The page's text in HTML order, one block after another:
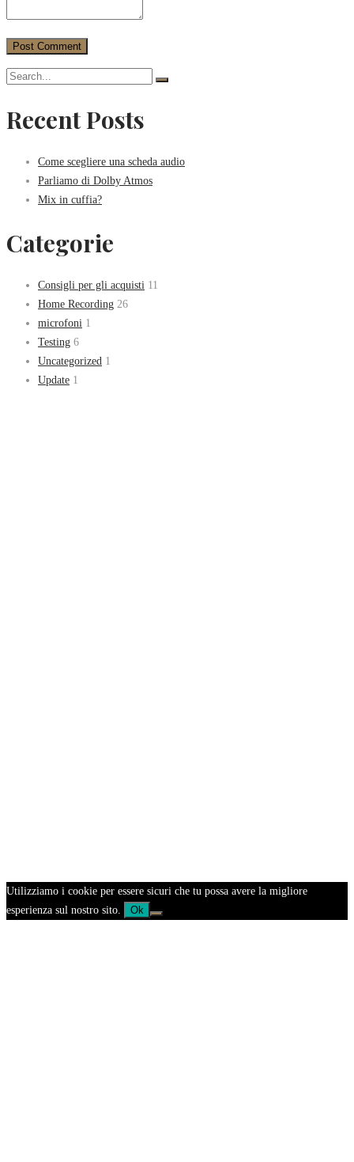
Recent Posts
Come scegliere una scheda audio
Parliamo di Dolby Atmos
Mix in cuffia?
Categorie
Consigli per gli acquisti 11
Home Recording 26
microfoni 1
Testing 6
Uncategorized 1
Update 1
Utilizziamo i cookie per essere sicuri che tu possa avere la migliore
esperienza sul nostro sito.
Ok